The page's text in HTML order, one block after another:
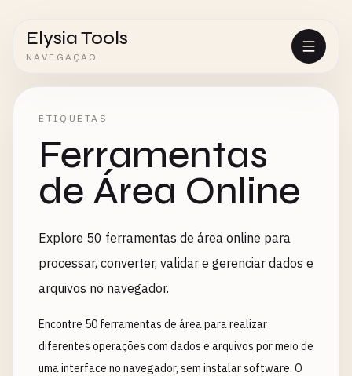
Elysia Tools
NAVEGAÇÃO
ETIQUETAS
Ferramentas
de Área Online
Explore 50 ferramentas de área online para
processar, converter, validar e gerenciar dados e
arquivos no navegador.
Encontre 50 ferramentas de área para realizar
diferentes operações com dados e arquivos por meio de
uma interface no navegador, sem instalar software. O